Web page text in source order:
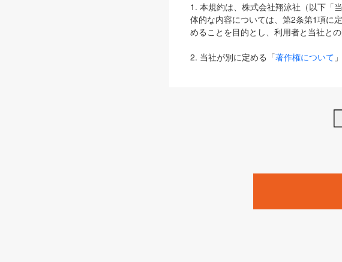
1. 本規約は、株式会社翔泳社（以下「
体的な内容については、第2条第1項に
めることを目的とし、利用者と当社と
2. 当社が別に定める「著作権について
は、本規約の規定が優先して適用される
1. 「本サービス」とは、当社が提供す
みます）及びこれらサービスに関連し
「SEBook」「SEShop」「CodeZine